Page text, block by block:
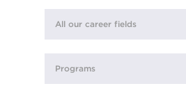
All our career fields
Programs